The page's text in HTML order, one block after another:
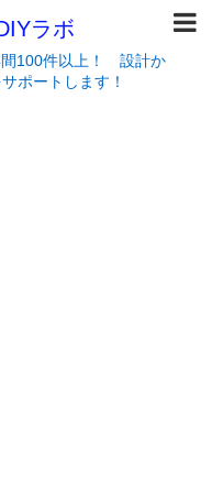
ラボ
間100件以上！ 設計か
ポートします！